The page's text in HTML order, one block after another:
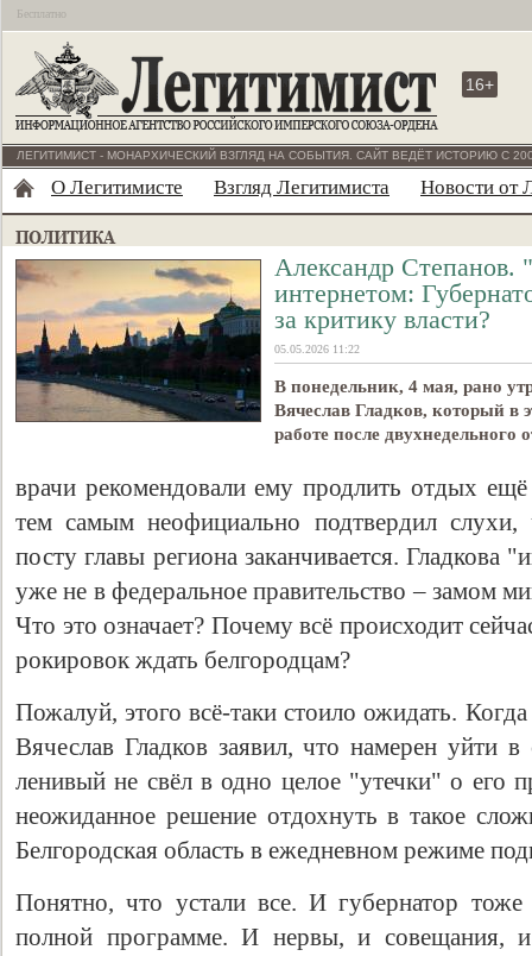
Бесплатно
16+
ЛЕГИТИМИСТ - МОНАРХИЧЕСКИЙ ВЗГЛЯД НА СОБЫТИЯ. САЙТ ВЕДЁТ ИСТОРИЮ С
О Легитимисте Взгляд Легитимиста Новости от
Александр
интернетом:
за критику власти?
05.05.2026 11:22
В понедельник, 4 мая, рано
Вячеслав Гладков, который в
работе после двухнедельного
врачи рекомендовали ему продлить отдых
тем самым неофициально подтвердил
посту главы региона заканчивается. Гладкова
уже не в федеральное правительство – замом
Что это означает? Почему всё происходит
рокировок ждать белгородцам?
Пожалуй, этого всё-таки стоило ожидать.
Вячеслав Гладков заявил, что намерен уйти
ленивый не свёл в одно целое "утечки" о его
неожиданное решение отдохнуть в такое
Белгородская область в ежедневном режиме
Понятно, что устали все. И губернатор
полной программе. И нервы, и совещания,